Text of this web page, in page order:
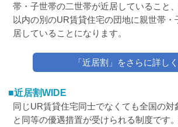
帯・子世帯の二世帯が近居していること
以内の別のUR賃貸住宅の団地に親世帯・
居していることになります。
「近居割」をさらに詳しく
■近居割WIDE
同じUR賃貸住宅同士でなくても全国の対
と同等の優遇措置が受けられる制度です